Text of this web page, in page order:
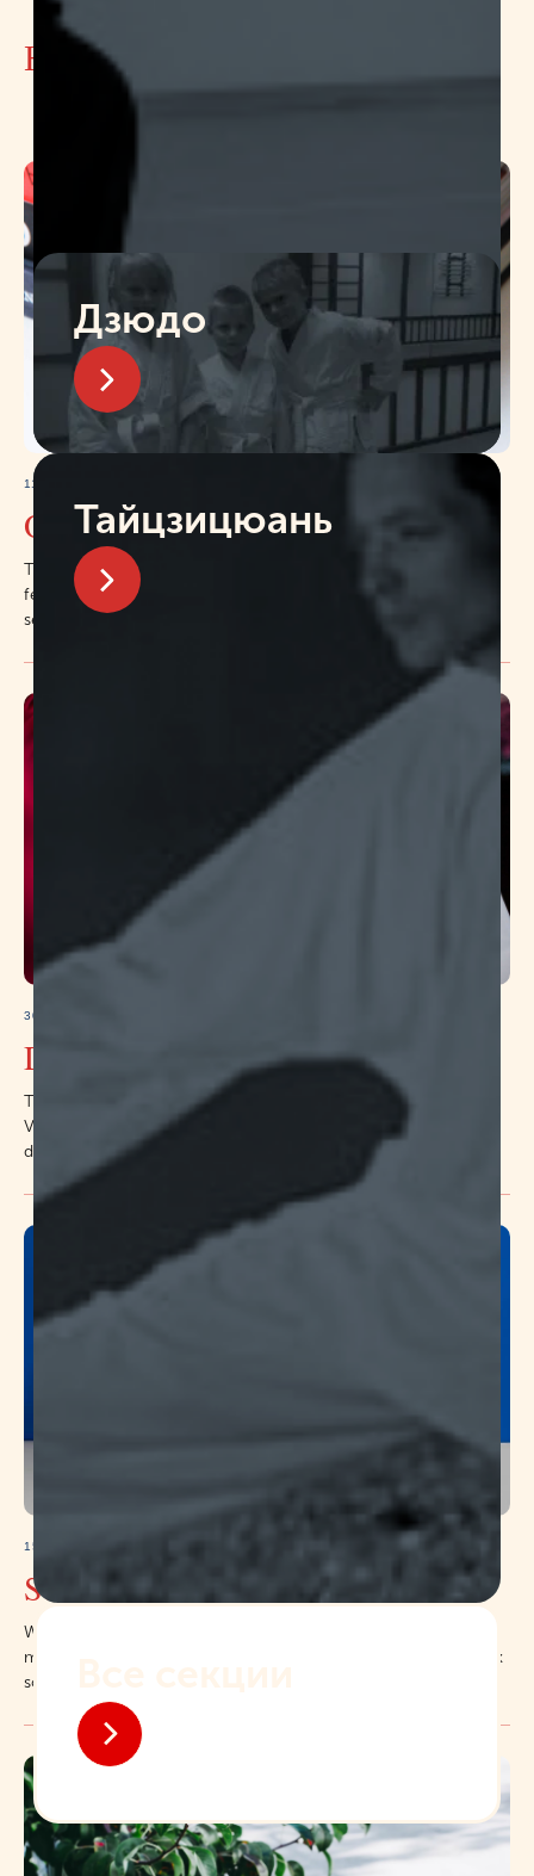
НОВОСТИ КЛУБА
11.11.2022
October book fair
This is the most important event of the literary market. The
festival takes place on the territory of the cluster Star in the
second pavilion
30.10.2022
Dutch story of wooden house
The film is about a small village of carvers on the north of
Viborg. There are great set design scenes and the film is full of
delightful applied art objects.
15.10.2022
September market
Wow! Amanda Steiner ceramics on September market. Also,
meet talented young creators in the jewelry section and check
some handmade cosmetics.